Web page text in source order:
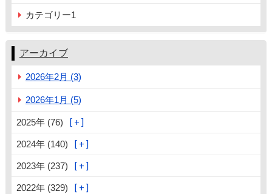
カテゴリー1
アーカイブ
2026年2月 (3)
2026年1月 (5)
2025年 (76)
2024年 (140)
2023年 (237)
2022年 (329)